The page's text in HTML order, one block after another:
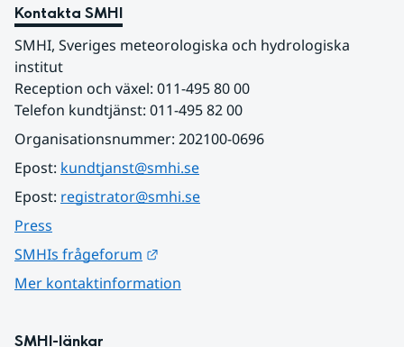
Kontakta SMHI
SMHI, Sveriges meteorologiska och hydrologiska
institut
Reception och växel: 011-495 80 00
Telefon kundtjänst: 011-495 82 00
Organisationsnummer: 202100-0696
Epost: kundtjanst@smhi.se
Epost: registrator@smhi.se
Press
SMHIs frågeforum
Mer kontaktinformation
SMHI-länkar